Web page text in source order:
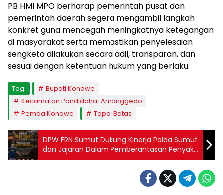
PB HMI MPO berharap pemerintah pusat dan
pemerintah daerah segera mengambil langkah
konkret guna mencegah meningkatnya ketegangan
di masyarakat serta memastikan penyelesaian
sengketa dilakukan secara adil, transparan, dan
sesuai dengan ketentuan hukum yang berlaku.
Tag:
Bupati Konawe
Kecamatan Pondidaha-Amonggedo
Pemda Konawe
Tapal Batas
DPW FRN Sumut Dukung Kinerja Polda Sumut
dan Jajaran Dalam Pemberantasan Penyakit
Masyarakat